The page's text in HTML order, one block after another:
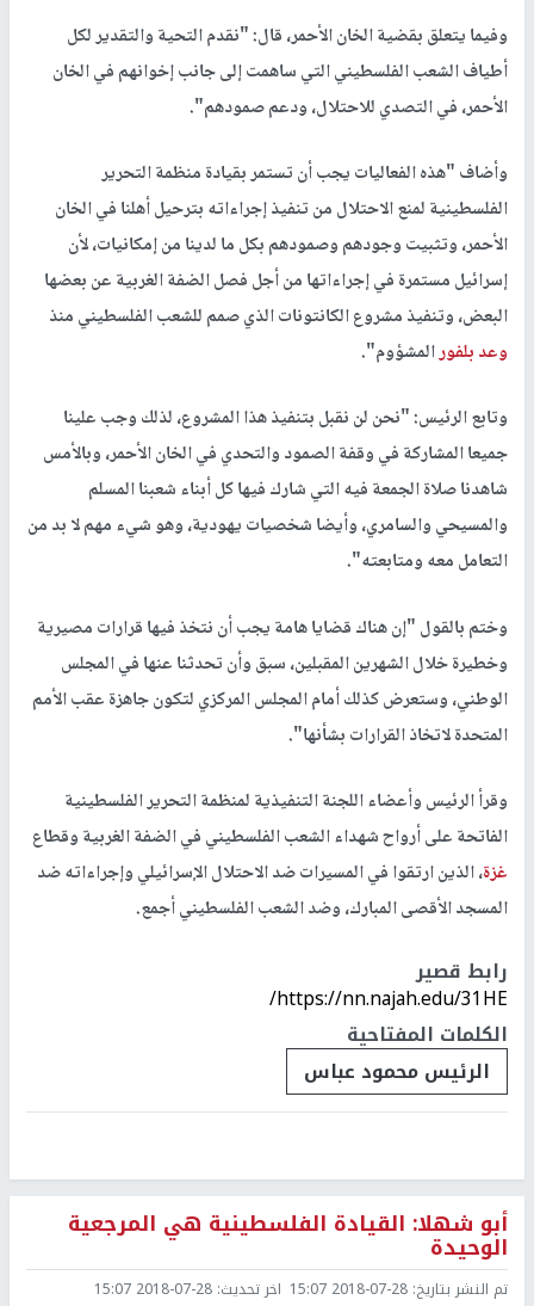
وفيما يتعلق بقضية الخان الأحمر، قال: "نقدم التحية والتقدير لكل
أطياف الشعب الفلسطيني التي ساهمت إلى جانب إخوانهم في الخان
الأحمر، في التصدي للاحتلال، ودعم صمودهم".
وأضاف "هذه الفعاليات يجب أن تستمر بقيادة منظمة التحرير
الفلسطينية لمنع الاحتلال من تنفيذ إجراءاته بترحيل أهلنا في الخان
الأحمر، وتثبيت وجودهم وصمودهم بكل ما لدينا من إمكانيات، لأن
إسرائيل مستمرة في إجراءاتها من أجل فصل الضفة الغربية عن بعضها
البعض، وتنفيذ مشروع الكانتونات الذي صمم للشعب الفلسطيني منذ
وعد بلفورالمشؤوم".
وتابع الرئيس: "نحن لن نقبل بتنفيذ هذا المشروع، لذلك وجب علينا
جميعا المشاركة في وقفة الصمود والتحدي في الخان الأحمر، وبالأمس
شاهدنا صلاة الجمعة فيه التي شارك فيها كل أبناء شعبنا المسلم
والمسيحي والسامري، وأيضا شخصيات يهودية، وهو شيء مهم لا بد من
التعامل معه ومتابعته".
وختم بالقول "إن هناك قضايا هامة يجب أن نتخذ فيها قرارات مصيرية
وخطيرة خلال الشهرين المقبلين، سبق وأن تحدثنا عنها في المجلس
الوطني، وستعرض كذلك أمام المجلس المركزي لتكون جاهزة عقب الأمم
المتحدة لاتخاذ القرارات بشأنها".
وقرأ الرئيس وأعضاء اللجنة التنفيذية لمنظمة التحرير الفلسطينية
الفاتحة على أرواح شهداء الشعب الفلسطيني في الضفة الغربية وقطاع
غزة، الذين ارتقوا في المسيرات ضد الاحتلال الإسرائيلي وإجراءاته ضد
المسجد الأقصى المبارك، وضد الشعب الفلسطيني أجمع.
رابط قصير
https://nn.najah.edu/31HE/
الكلمات المفتاحية
الرئيس محمود عباس
أبو شهلا: القيادة الفلسطينية هي المرجعية
الوحيدة
تم النشر بتاريخ: 2018-07-28 15:07 اخر تحديث: 2018-07-28 15:07